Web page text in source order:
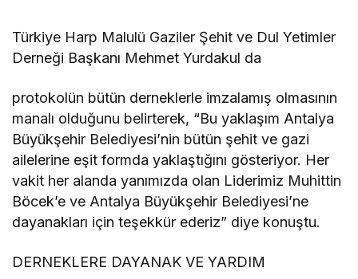
Türkiye Harp Malulü Gaziler Şehit ve Dul Yetimler
Derneği Başkanı Mehmet Yurdakul da
protokolün bütün derneklerle imzalamış olmasının
manalı olduğunu belirterek, “Bu yaklaşım Antalya
Büyükşehir Belediyesi’nin bütün şehit ve gazi
ailelerine eşit formda yaklaştığını gösteriyor. Her
vakit her alanda yanımızda olan Liderimiz Muhittin
Böcek’e ve Antalya Büyükşehir Belediyesi’ne
dayanakları için teşekkür ederiz” diye konuştu.
DERNEKLERE DAYANAK VE YARDIM